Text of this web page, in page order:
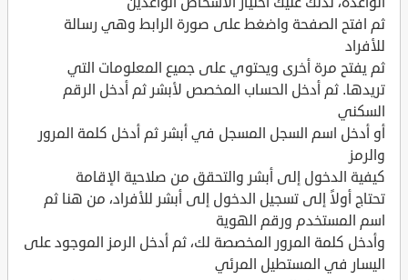
ثم افتح الصفحة واضغط على صورة الرابط وهي رسالة
للأفراد
ثم يفتح مرة أخرى ويحتوي على جميع المعلومات التي
تريدها. ثم أدخل الحساب المخصص لأبشر ثم أدخل الرقم
السكني
أو أدخل اسم السجل المسجل في أبشر ثم أدخل كلمة المرور
والرمز
كيفية الدخول إلى أبشر والتحقق من صلاحية الإقامة
تحتاج أولاً إلى تسجيل الدخول إلى أبشر للأفراد، من هنا ثم
اسم المستخدم ورقم الهوية
وأدخل كلمة المرور المخصصة لك، ثم أدخل الرمز الموجود على
اليسار في المستطيل المرئي